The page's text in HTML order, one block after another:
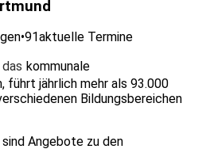
•91aktuelle Termine
das kommunale
führt jährlich mehr als 93.000
Bildungsbereichen
Angebote zu den